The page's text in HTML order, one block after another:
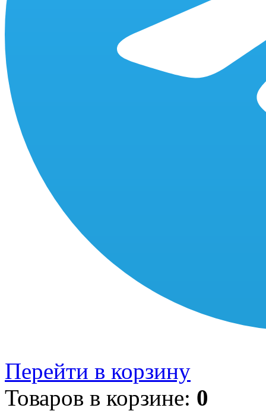
Перейти в корзину
Товаров в корзине: 0